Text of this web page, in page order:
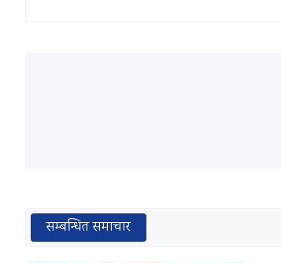
सम्बन्धित समाचार